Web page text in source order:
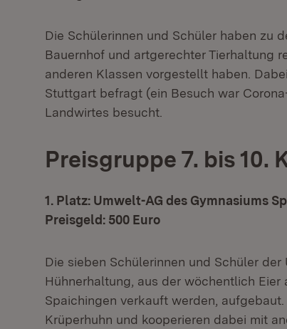
Die Schülerinnen und Schüler haben zu
Bauernhof und artgerechter Tierhaltung
anderen Klassen vorgestellt haben.
Stuttgart befragt (ein Besuch war
Landwirtes besucht.
Preisgruppe 7. bis 10.
1. Platz: Umwelt-AG des Gymnasiums
Preisgeld: 500 Euro
Die sieben Schülerinnen und Schüler
Hühnerhaltung, aus der wöchentlich
Spaichingen verkauft werden,
Krüperhuhn und kooperieren dabei mit